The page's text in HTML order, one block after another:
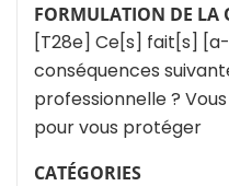
FORMULATION DE LA
[T28e] Ce[s] fait[s]
conséquences
professionnelle ?
pour vous protéger
CATÉGORIES